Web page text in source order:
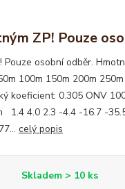
ZP! Pouze
Pouze osobní odběr.
100m 150m 200m 250m
koeficient: 0.305 ONV
1.4 4.0 2.3 -4.4 -16.7 -
celý popis
Skladem > 10 ks